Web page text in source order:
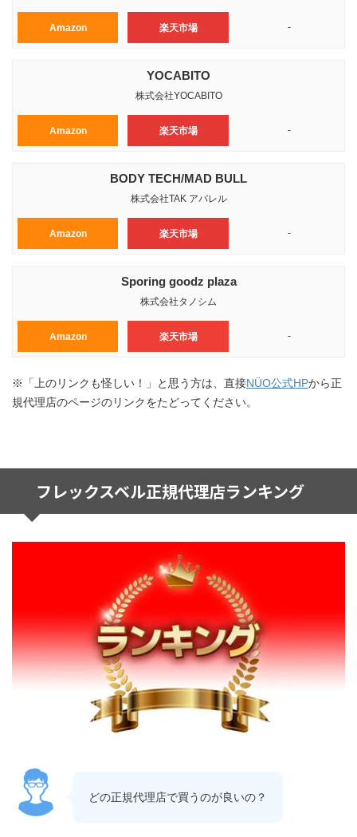
Amazon 楽天市場 -
YOCABITO
株式会社YOCABITO
Amazon 楽天市場 -
BODY TECH/MAD BULL
株式会社TAK アパレル
Amazon 楽天市場 -
Sporing goodz plaza
株式会社タノシム
Amazon 楽天市場 -
※「上のリンクも怪しい！」と思う方は、直接NÜO公式HPから正
規代理店のページのリンクをたどってください。
フレックスベル正規代理店ランキング
どの正規代理店で買うのが良いの？